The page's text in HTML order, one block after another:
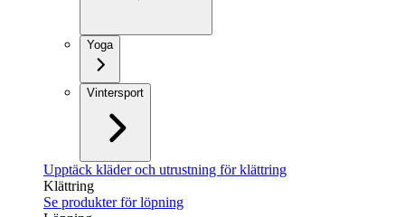
Yoga
Vintersport
Upptäck kläder och utrustning för klättring
Klättring
Se produkter för löpning